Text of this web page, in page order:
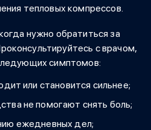
тепловых компрессов.
нужно обратиться за
с врачом,
симптомов:
или становится сильнее;
не помогают снять боль;
ежедневных дел;